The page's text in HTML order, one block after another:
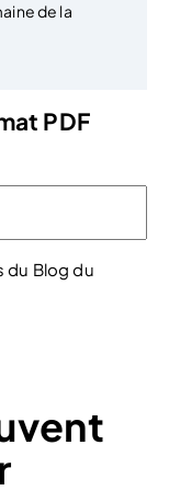
de la
PDF
du Blog du